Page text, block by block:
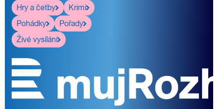
Hry a četby
Krimi
Pohádky
Pořady
Živé vysílání